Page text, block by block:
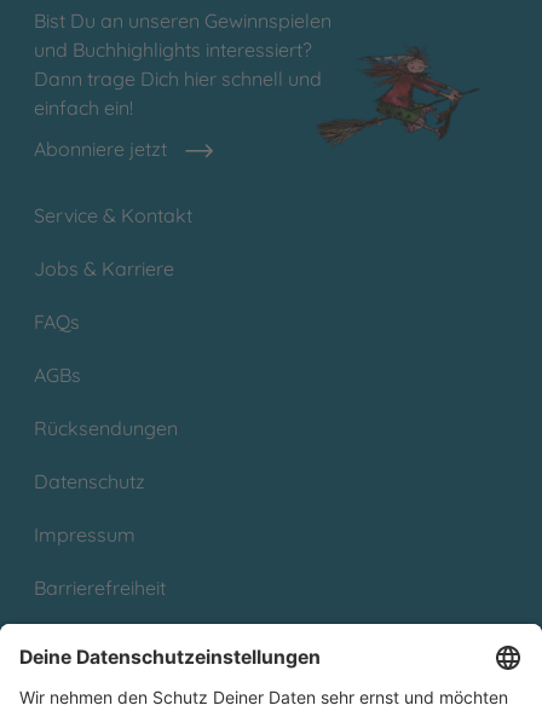
Bist Du an unseren Gewinnspielen
und Buchhighlights interessiert?
Dann trage Dich hier schnell und
einfach ein!
Abonniere jetzt
Service & Kontakt
Jobs & Karriere
FAQs
AGBs
Rücksendungen
Datenschutz
Impressum
Barrierefreiheit
Partnerprogramm (Affiliate)